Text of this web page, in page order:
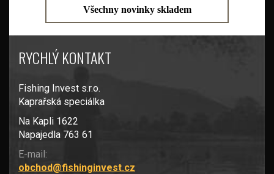
Všechny novinky skladem
RYCHLÝ KONTAKT
Fishing Invest s.r.o.
Kaprařská speciálka
Na Kapli 1622
Napajedla 763 61
E-mail:
obchod@fishinginvest.cz